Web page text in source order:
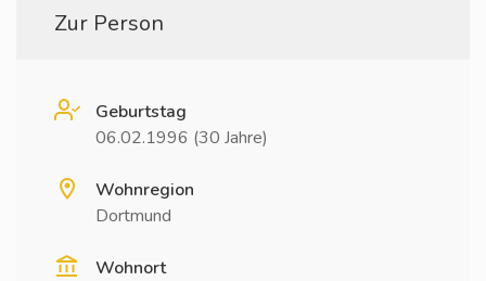
Zur Person
Geburtstag
06.02.1996 (30 Jahre)
Wohnregion
Dortmund
Wohnort